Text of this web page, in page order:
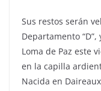
Sus restos serán
Departamento
Loma de Paz este
en la capilla
Nacida en